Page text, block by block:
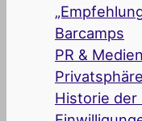
Barcamps
PR & Medien
Historie der